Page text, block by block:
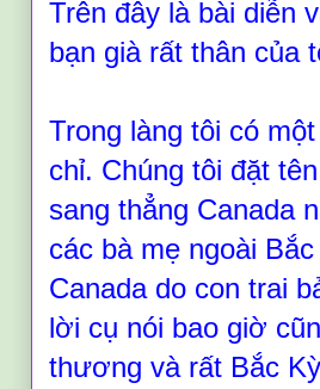
Trên đây là bài diễn
bạn già rất thân của
Trong làng tôi có
chỉ. Chúng tôi đặt
sang thẳng Canada
các bà mẹ ngoài
Canada do con trai
lời cụ nói bao giờ
thương và rất Bắc